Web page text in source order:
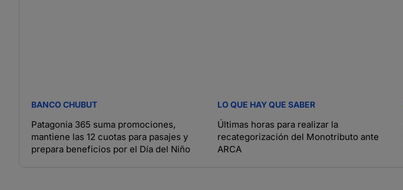
BANCO CHUBUT
Patagonia 365 suma promociones,
mantiene las 12 cuotas para pasajes y
prepara beneficios por el Día del Niño
LO QUE HAY QUE SABER
Últimas horas para realizar la
recategorización del Monotributo ante
ARCA